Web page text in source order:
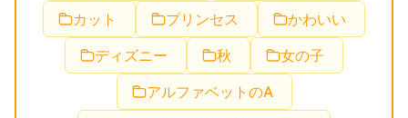
カット
プリンセス
かわいい
ディズニー
秋
女の子
アルファベットのA